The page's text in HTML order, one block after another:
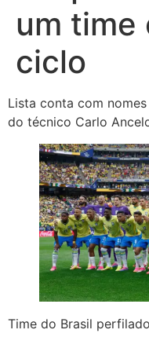
um time
ciclo
Lista conta com
do técnico Carlo
Time do Brasil